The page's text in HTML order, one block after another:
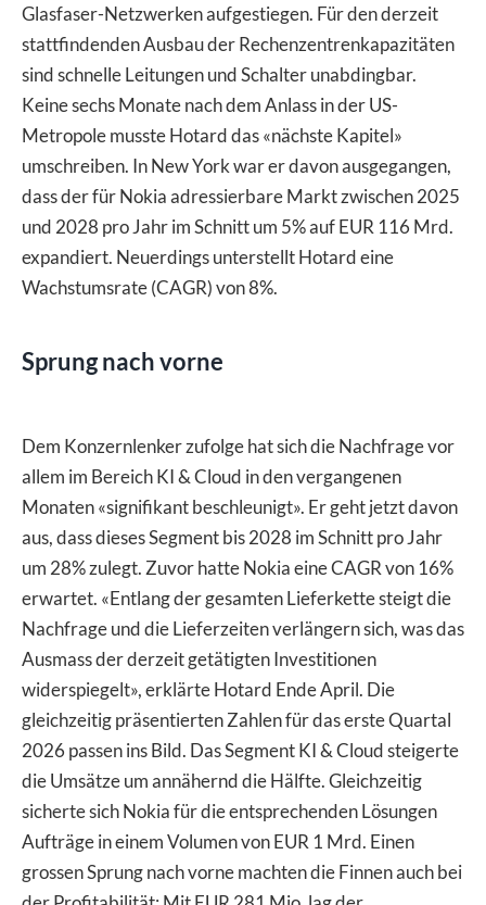
Glasfaser-Netzwerken aufgestiegen. Für den derzeit
stattfindenden Ausbau der Rechenzentrenkapazitäten
sind schnelle Leitungen und Schalter unabdingbar.
Keine sechs Monate nach dem Anlass in der US-
Metropole musste Hotard das «nächste Kapitel»
umschreiben. In New York war er davon ausgegangen,
dass der für Nokia adressierbare Markt zwischen 2025
und 2028 pro Jahr im Schnitt um 5% auf EUR 116 Mrd.
expandiert. Neuerdings unterstellt Hotard eine
Wachstumsrate (CAGR) von 8%.
Sprung nach vorne
Dem Konzernlenker zufolge hat sich die Nachfrage vor
allem im Bereich KI & Cloud in den vergangenen
Monaten «signifikant beschleunigt». Er geht jetzt davon
aus, dass dieses Segment bis 2028 im Schnitt pro Jahr
um 28% zulegt. Zuvor hatte Nokia eine CAGR von 16%
erwartet. «Entlang der gesamten Lieferkette steigt die
Nachfrage und die Lieferzeiten verlängern sich, was das
Ausmass der derzeit getätigten Investitionen
widerspiegelt», erklärte Hotard Ende April. Die
gleichzeitig präsentierten Zahlen für das erste Quartal
2026 passen ins Bild. Das Segment KI & Cloud steigerte
die Umsätze um annähernd die Hälfte. Gleichzeitig
sicherte sich Nokia für die entsprechenden Lösungen
Aufträge in einem Volumen von EUR 1 Mrd. Einen
grossen Sprung nach vorne machten die Finnen auch bei